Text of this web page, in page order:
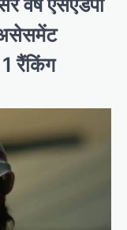
असेसमेंट
रैंकिंग